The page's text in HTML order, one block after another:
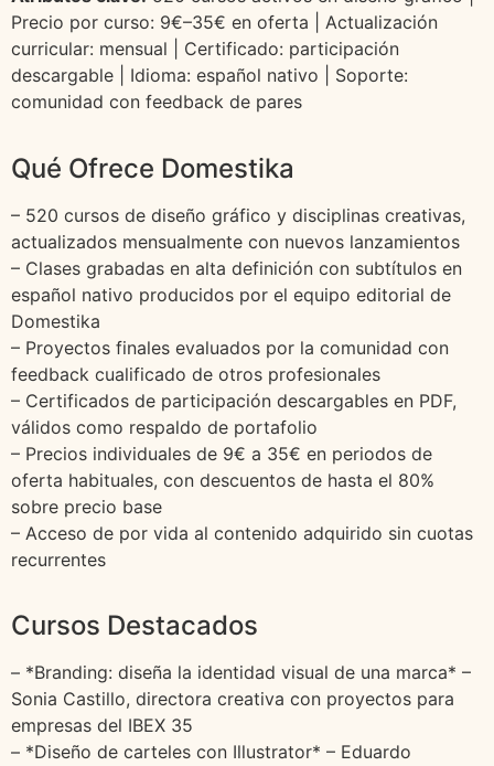
Precio por curso: 9€–35€ en oferta | Actualización
curricular: mensual | Certificado: participación
descargable | Idioma: español nativo | Soporte:
comunidad con feedback de pares
Qué Ofrece Domestika
– 520 cursos de diseño gráfico y disciplinas creativas,
actualizados mensualmente con nuevos lanzamientos
– Clases grabadas en alta definición con subtítulos en
español nativo producidos por el equipo editorial de
Domestika
– Proyectos finales evaluados por la comunidad con
feedback cualificado de otros profesionales
– Certificados de participación descargables en PDF,
válidos como respaldo de portafolio
– Precios individuales de 9€ a 35€ en periodos de
oferta habituales, con descuentos de hasta el 80%
sobre precio base
– Acceso de por vida al contenido adquirido sin cuotas
recurrentes
Cursos Destacados
– *Branding: diseña la identidad visual de una marca* –
Sonia Castillo, directora creativa con proyectos para
empresas del IBEX 35
– *Diseño de carteles con Illustrator* – Eduardo